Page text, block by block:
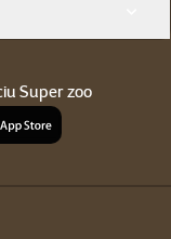
Super zoo